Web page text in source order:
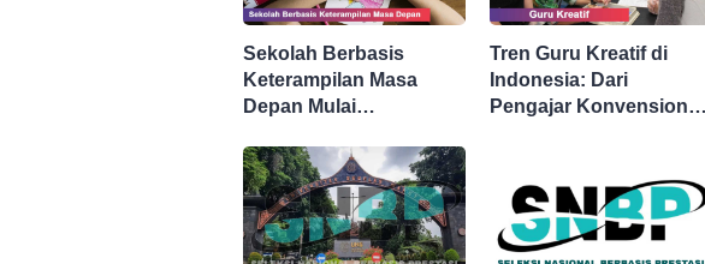
Sekolah Berbasis
Keterampilan Masa
Depan Mulai
Indonesia
Tren Guru Kreatif di
Indonesia: Dari
Pengajar Konvensional